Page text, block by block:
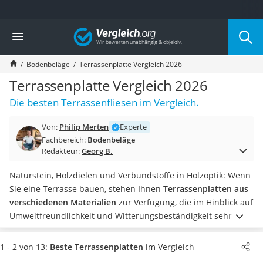
Die beliebtesten Vergleiche nach Kategorie
Baumarkt
Tresor feuerfest
Makita-Akku-Rasenmäher
Kappsäge
Smartes Türschloss
Akku-Rasentrimmer
Split-Klimaanlage 2 Innengeräte
Pelletofen
Tiefbrunnenpumpe
Fliesenschneider
Hochdruckreiniger
Doppelschleifer
Überwachungskamera
Benzinrasenmäher mit Elektrostart
Vergleich
Bodenbeläge Terrassenplatte Vergleich 2026
Terrassenplatte Vergleich 2026
Die besten Terrassenfliesen im Vergleich.
Von: Philip Merten
Experte
Fachbereich: Bodenbeläge
Redakteur:Georg B.
Naturstein, Holzdielen und Verbundstoffe in Holzoptik: Wenn
Sie eine Terrasse bauen, stehen Ihnen Terrassenplatten aus
verschiedenen Materialien zur Verfügung, die im Hinblick auf
Umweltfreundlichkeit und Witterungsbeständigkeit sehr
unterschiedliche Eigenschaften aufweisen. Egal, ob Sie sich
dabei für Holz, Stein oder Kunststoff entscheiden, steht in
1 - 2 von 13: Beste Terrassenplatten im Vergleich